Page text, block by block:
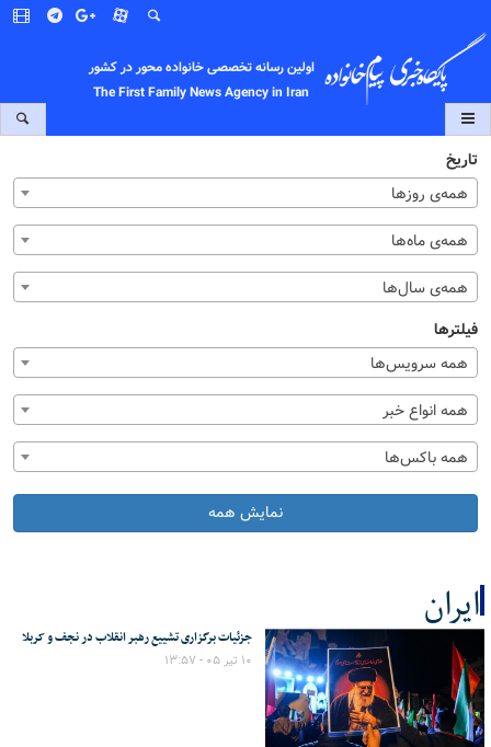
اولین رسانه تخصصی خانواده محور در کشور
The First Family News Agency in Iran
تاریخ
همه‌ی روزها
همه‌ی ماه‌ها
همه‌ی سال‌ها
فیلترها
همه سرویس‌ها
همه انواع خبر
همه باکس‌ها
نمایش همه
ایران
کل اخبار:534 جزئیات برگزاری تشییع رهبر انقلاب در نجف و کربلا
۱۰ تیر ۰۵ - ۱۳:۵۷